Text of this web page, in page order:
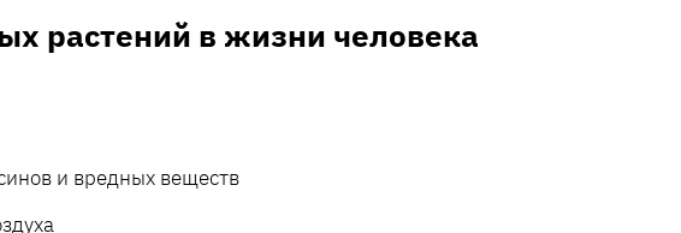
растений в жизни человека
и вредных веществ